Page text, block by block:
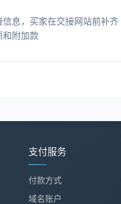
信息，买家在交接网站前补齐
和附加款
支付服务
付款方式
域名账户